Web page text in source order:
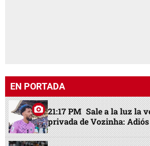
EN PORTADA
21:17 PM Sale a la luz la
privada de Vozinha: